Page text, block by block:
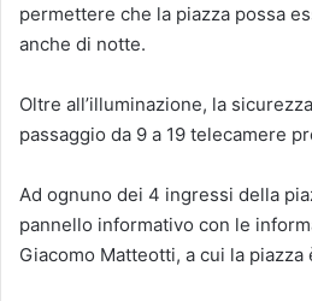
permettere che la piazza possa
anche di notte.
Oltre all’illuminazione, la
passaggio da 9 a 19 telecamere
Ad ognuno dei 4 ingressi della
pannello informativo con le
Giacomo Matteotti, a cui la piazza